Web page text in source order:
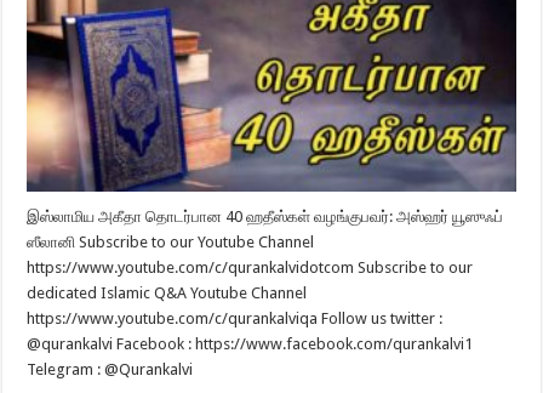
இஸ்லாமிய அகீதா தொடர்பான 40 ஹதீஸ்கள் வழங்குபவர்: அஸ்ஹர் யூஸுஃப்
ஸீலானி Subscribe to our Youtube Channel
https://www.youtube.com/c/qurankalvidotcom Subscribe to our
dedicated Islamic Q&A Youtube Channel
https://www.youtube.com/c/qurankalviqa Follow us twitter :
@qurankalvi Facebook : https://www.facebook.com/qurankalvi1
Telegram : @Qurankalvi